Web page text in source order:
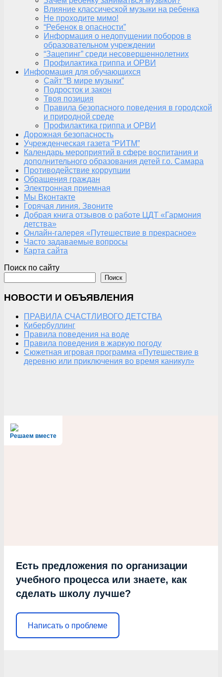
Влияние классической музыки на ребенка
Не проходите мимо!
“Ребенок в опасности”
Информация о недопущении поборов в
образовательном учреждении
“Зацепинг” среди несовершеннолетних
Профилактика гриппа и ОРВИ
Информация для обучающихся
Сайт “В мире музыки”
Подросток и закон
Твоя позиция
Правила безопасного поведения в городской
и природной среде
Профилактика гриппа и ОРВИ
Дорожная безопасность
Учрежденческая газета “РИТМ”
Календарь мероприятий в сфере воспитания и
дополнительного образования детей г.о. Самара
Противодействие коррупции
Обращения граждан
Электронная приемная
Мы Вконтакте
Горячая линия. Звоните
Добрая книга отзывов о работе ЦДТ «Гармония
детства»
Онлайн-галерея «Путешествие в прекрасное»
Часто задаваемые вопросы
Карта сайта
Поиск по сайту
Поиск
НОВОСТИ И ОБЪЯВЛЕНИЯ
ПРАВИЛА СЧАСТЛИВОГО ДЕТСТВА
Кибербуллинг
Правила поведения на воде
Правила поведения в жаркую погоду
Сюжетная игровая программа «Путешествие в
деревню или приключения во время каникул»
Решаем вместе
Есть предложения по организации
учебного процесса или знаете, как
сделать школу лучше?
Написать о проблеме